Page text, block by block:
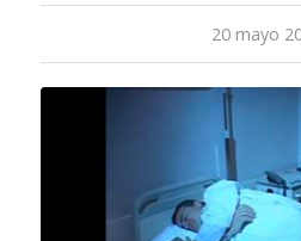
20 mayo